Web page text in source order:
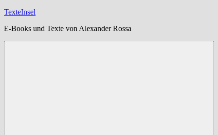
Zum
springen
TexteInsel
E-Books und Texte von Alexander Rossa